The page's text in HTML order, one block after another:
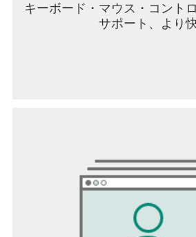
キーボード・マウス・コント
サポート、より